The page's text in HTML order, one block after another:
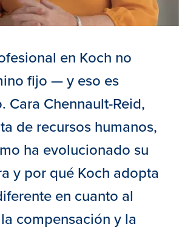
en Koch no
fijo — y eso es
Cara Chennault-Reid,
de recursos humanos,
ha evolucionado su
y por qué Koch adopta
en cuanto al
compensación y la